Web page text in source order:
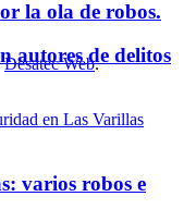
la ola de robos.
autores de delitos
varios robos e
Desatec Web.